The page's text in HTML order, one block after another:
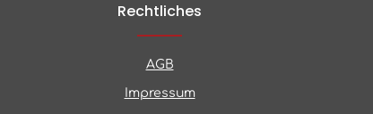
Rechtliches
AGB
Impressum